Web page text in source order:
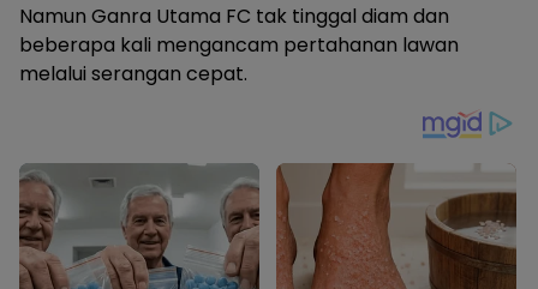
Namun Ganra Utama FC tak tinggal diam dan
beberapa kali mengancam pertahanan lawan
melalui serangan cepat.